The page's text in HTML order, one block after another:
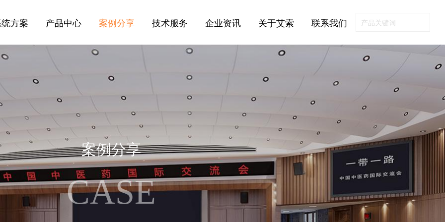
方案 产品中心 案例分享 技术服务 企业资讯 关于艾索 联系我们
案例分享
CASE